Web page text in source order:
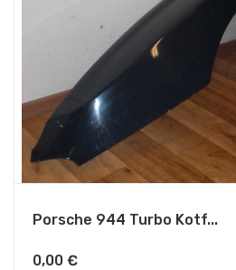
Porsche 944 Turbo Kotf...
0,00 €